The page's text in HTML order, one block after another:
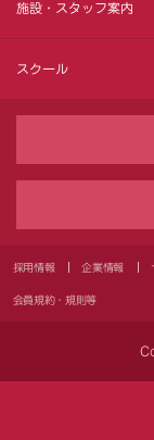
施設・スタッフ案内
スクール
採用情報 企業情報
会員規約・規則等